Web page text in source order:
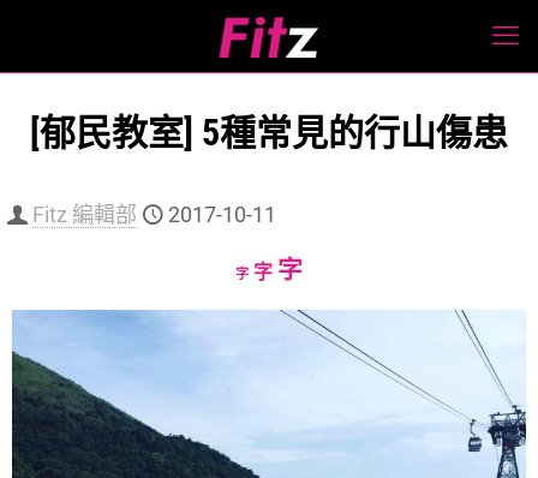
[郁民教室] 5種常見的行山傷患
Fitz 編輯部 2017-10-11
字Decrease
字Reset
size.
字Increase
size.